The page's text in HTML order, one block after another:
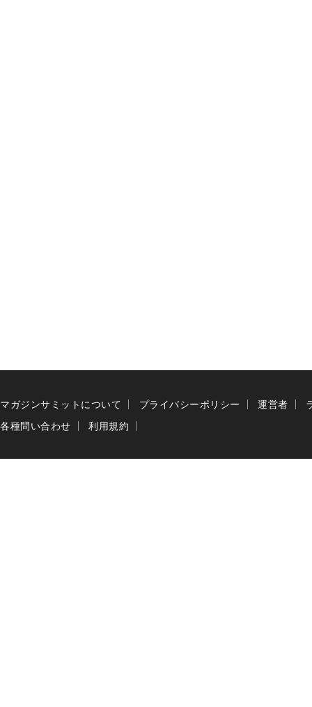
マガジンサミットについて プライバシーポリシー 運営者
各種問い合わせ
利用規約